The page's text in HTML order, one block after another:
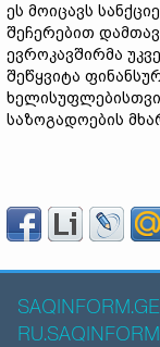
ეს მოიცავს
შეჩერებით
ევროკავშირმა
შეწყვიტა
საზოგადოების
SAQINFORM.GE